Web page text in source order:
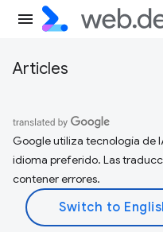
Articles
Google utiliza tecnología de
idioma preferido. Las
contener errores.